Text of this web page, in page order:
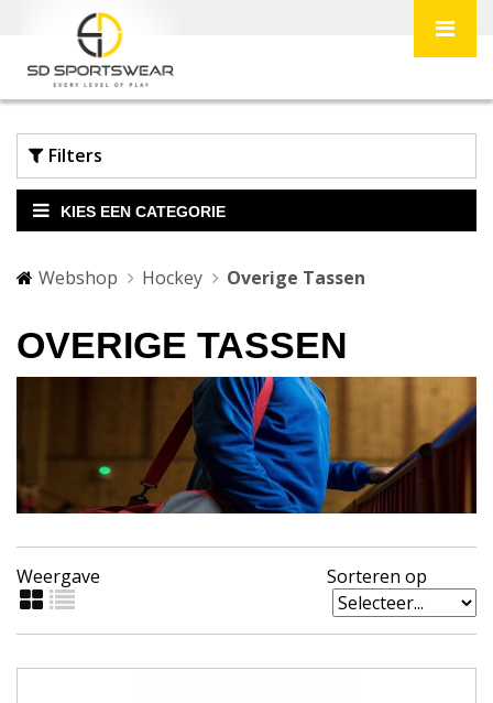
Filters
KIES EEN CATEGORIE
Webshop Hockey Overige Tassen
OVERIGE TASSEN
Weergave Sorteren op